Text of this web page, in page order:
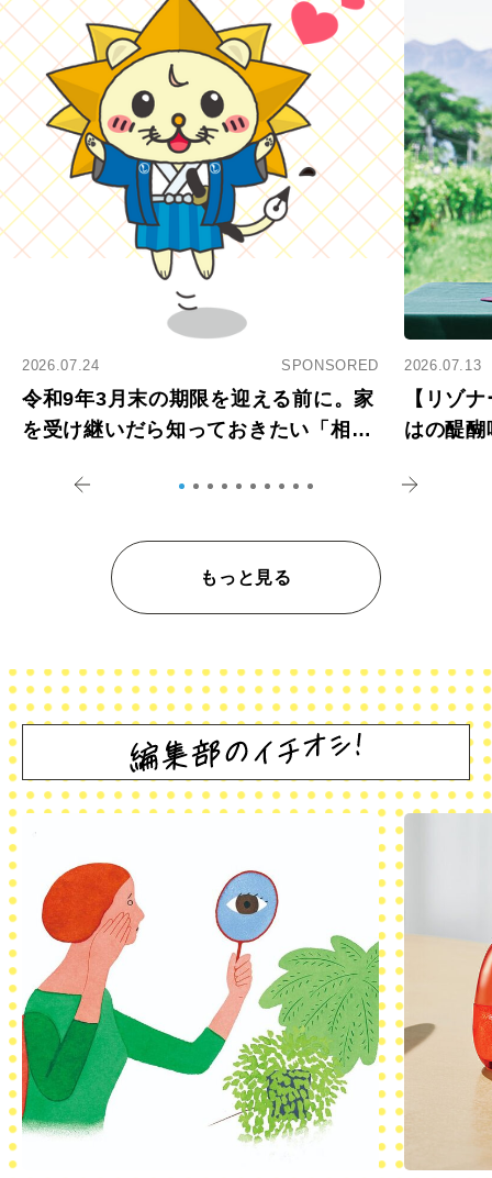
2026.07.24 SPONSORED
令和9年3月末の期限を迎える前に。家
を受け継いだら知っておきたい「相続
2026.07.13
【リゾ
はの醍
もっと見る